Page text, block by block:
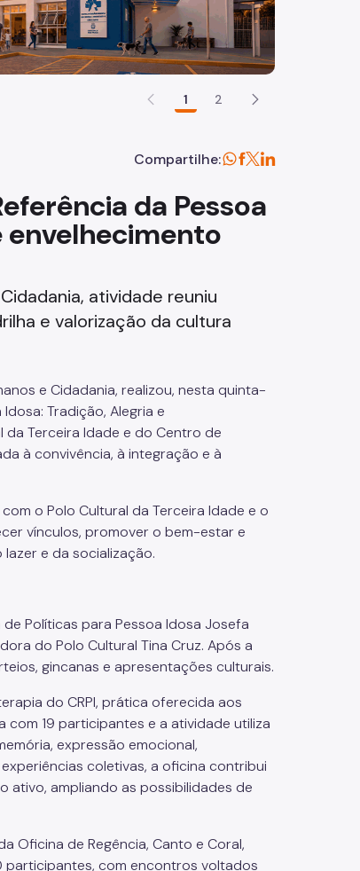
1 2
Compartilhe:
da Pessoa
envelhecimento
atividade reuniu
e valorização da cultura
e Cidadania, realizou, nesta quinta-
Tradição, Alegria e
Terceira Idade e do Centro de
à convivência, à integração e à
o Polo Cultural da Terceira Idade e o
vínculos, promover o bem-estar e
e da socialização.
Políticas para Pessoa Idosa Josefa
do Polo Cultural Tina Cruz. Após a
gincanas e apresentações culturais.
do CRPI, prática oferecida aos
19 participantes e a atividade utiliza
expressão emocional,
coletivas, a oficina contribui
ampliando as possibilidades de
Oficina de Regência, Canto e Coral,
participantes, com encontros voltados